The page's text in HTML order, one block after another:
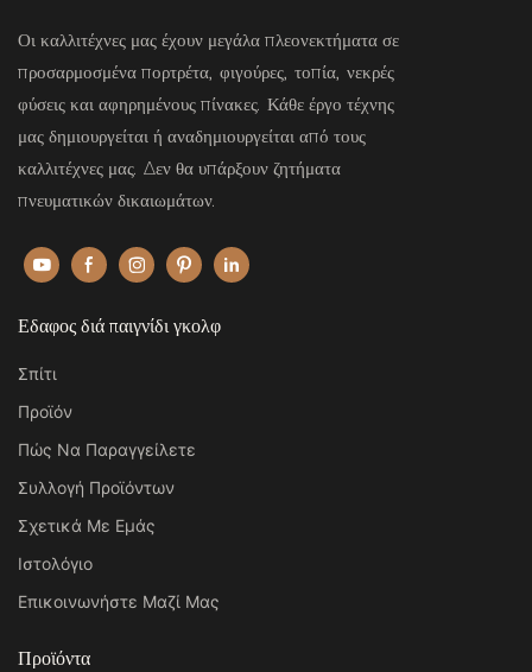
Οι καλλιτέχνες μας έχουν μεγάλα πλεονεκτήματα σε
προσαρμοσμένα πορτρέτα, φιγούρες, τοπία, νεκρές
φύσεις και αφηρημένους πίνακες. Κάθε έργο τέχνης
μας δημιουργείται ή αναδημιουργείται από τους
καλλιτέχνες μας. Δεν θα υπάρξουν ζητήματα
πνευματικών δικαιωμάτων.
Εδαφος διά παιγνίδι γκολφ
Σπίτι
Προϊόν
Πώς Να Παραγγείλετε
Συλλογή Προϊόντων
Σχετικά Με Εμάς
Ιστολόγιο
Επικοινωνήστε Μαζί Μας
Προϊόντα